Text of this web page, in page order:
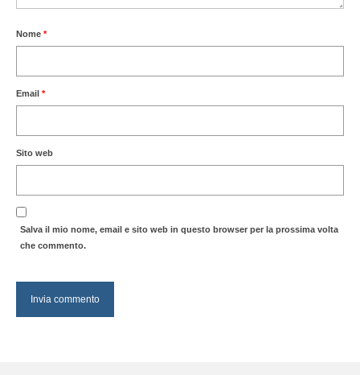
Nome *
Email *
Sito web
Salva il mio nome, email e sito web in questo browser per la prossima volta
che commento.